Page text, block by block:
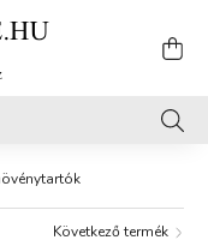
Következő termék